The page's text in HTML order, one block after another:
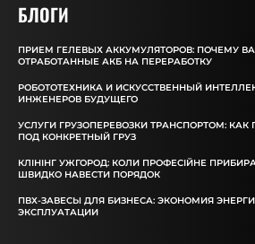
БЛОГИ
ПРИЕМ ГЕЛЕВЫХ АККУМУЛЯТОРОВ: ПОЧЕМУ
ОТРАБОТАННЫЕ АКБ НА ПЕРЕРАБОТКУ
РОБОТОТЕХНИКА И ИСКУССТВЕННЫЙ
ИНЖЕНЕРОВ БУДУЩЕГО
УСЛУГИ ГРУЗОПЕРЕВОЗКИ ТРАНСПОРТОМ:
ПОД КОНКРЕТНЫЙ ГРУЗ
КЛІНІНГ УЖГОРОД: КОЛИ ПРОФЕСІЙНЕ
ШВИДКО НАВЕСТИ ПОРЯДОК
ПВХ-ЗАВЕСЫ ДЛЯ БИЗНЕСА: ЭКОНОМИЯ
ЭКСПЛУАТАЦИИ